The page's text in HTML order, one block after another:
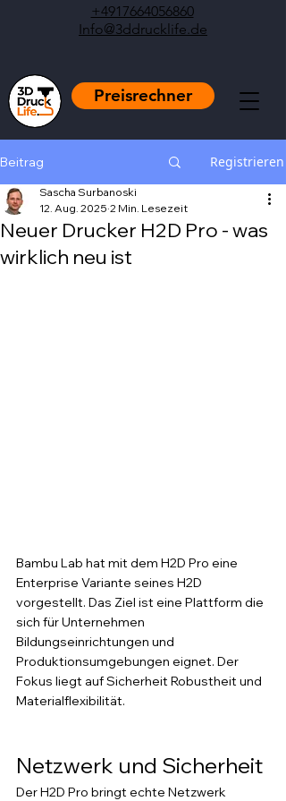
+4917664056860
Info@3ddrucklife.de
Preisrechner
Beitrag Registrieren
Neuer Drucker H2D Pro - was
wirklich neu ist
Sascha Surbanoski
12. Aug. 2025 2 Min. Lesezeit
Bambu Lab hat mit dem H2D Pro eine
Enterprise Variante seines H2D
vorgestellt. Das Ziel ist eine Plattform die
sich für Unternehmen
Bildungseinrichtungen und
Produktionsumgebungen eignet. Der
Fokus liegt auf Sicherheit Robustheit und
Materialflexibilität.
Netzwerk und Sicherheit
Der H2D Pro bringt echte Netzwerk